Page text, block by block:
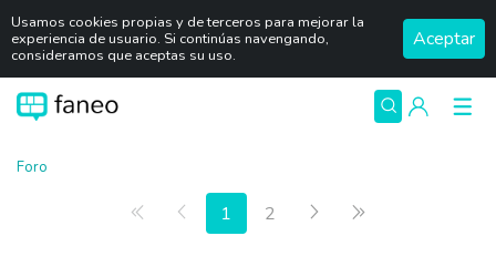
Usamos cookies propias y de terceros para mejorar la
experiencia de usuario. Si continúas navengando,
consideramos que aceptas su uso.
Aceptar
Foro
Primera página
Anterior
1 2 Siguiente